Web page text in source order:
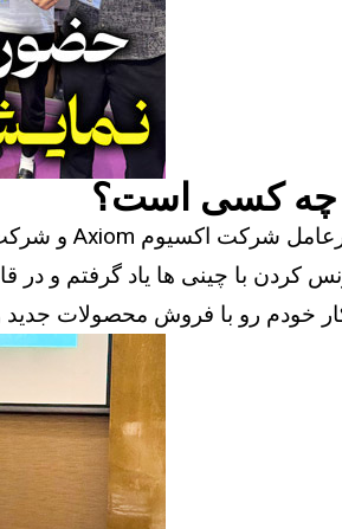
چه کسی است؟
شرکت اکسیوم Axiom
کردن با چینی ها یاد گرفتم و
خودم رو با فروش محصولات جدید